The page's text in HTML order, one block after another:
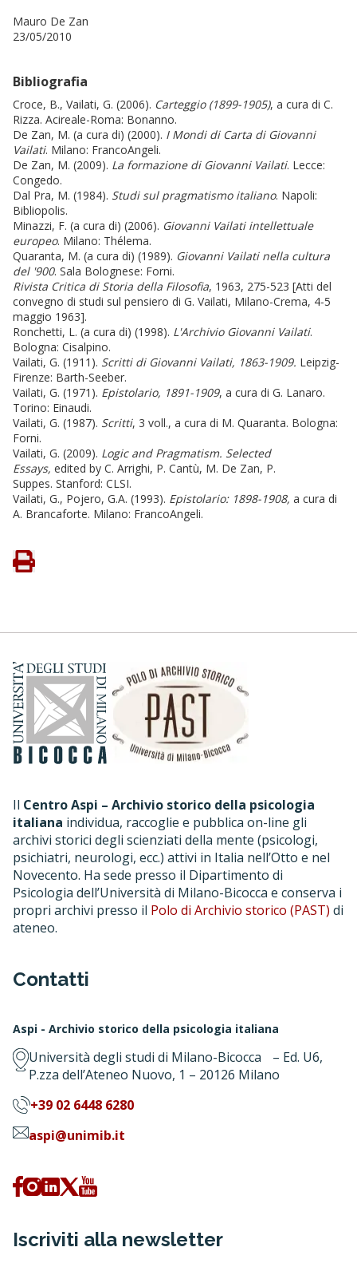
Mauro De Zan
23/05/2010
Bibliografia
Croce, B., Vailati, G. (2006). Carteggio (1899-1905), a cura di C.
Rizza. Acireale-Roma: Bonanno.
De Zan, M. (a cura di) (2000). I Mondi di Carta di Giovanni
Vailati. Milano: FrancoAngeli.
De Zan, M. (2009). La formazione di Giovanni Vailati. Lecce:
Congedo.
Dal Pra, M. (1984). Studi sul pragmatismo italiano. Napoli:
Bibliopolis.
Minazzi, F. (a cura di) (2006). Giovanni Vailati intellettuale
europeo. Milano: Thélema.
Quaranta, M. (a cura di) (1989). Giovanni Vailati nella cultura
del '900. Sala Bolognese: Forni.
Rivista Critica di Storia della Filosofia, 1963, 275-523 [Atti del
convegno di studi sul pensiero di G. Vailati, Milano-Crema, 4-5
maggio 1963].
Ronchetti, L. (a cura di) (1998). L'Archivio Giovanni Vailati.
Bologna: Cisalpino.
Vailati, G. (1911). Scritti di Giovanni Vailati, 1863-1909. Leipzig-
Firenze: Barth-Seeber.
Vailati, G. (1971). Epistolario, 1891-1909, a cura di G. Lanaro.
Torino: Einaudi.
Vailati, G. (1987). Scritti, 3 voll., a cura di M. Quaranta. Bologna:
Forni.
Vailati, G. (2009). Logic and Pragmatism. Selected
Essays, edited by C. Arrighi, P. Cantù, M. De Zan, P.
Suppes. Stanford: CLSI.
Vailati, G., Pojero, G.A. (1993). Epistolario: 1898-1908, a cura di
A. Brancaforte. Milano: FrancoAngeli.
Il Centro Aspi – Archivio storico della psicologia
italiana individua, raccoglie e pubblica on-line gli
archivi storici degli scienziati della mente (psicologi,
psichiatri, neurologi, ecc.) attivi in Italia nell’Otto e nel
Novecento. Ha sede presso il Dipartimento di
Psicologia dell’Università di Milano-Bicocca e conserva i
propri archivi presso il Polo di Archivio storico (PAST) di
ateneo.
Contatti
Aspi - Archivio storico della psicologia italiana
Università degli studi di Milano-Bicocca – Ed. U6,
P.zza dell’Ateneo Nuovo, 1 – 20126 Milano
+39 02 6448 6280
aspi@unimib.it
Iscriviti alla newsletter